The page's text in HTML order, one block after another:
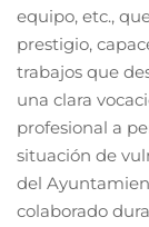
equipo, etc.,
prestigio,
trabajos que
una clara
profesional a
situación de
del
colaborado